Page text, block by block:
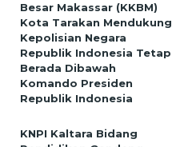
Besar Makassar (KKBM)
Kota Tarakan Mendukung
Kepolisian Negara
Republik Indonesia Tetap
Berada Dibawah
Komando Presiden
Republik Indonesia
KNPI Kaltara Bidang